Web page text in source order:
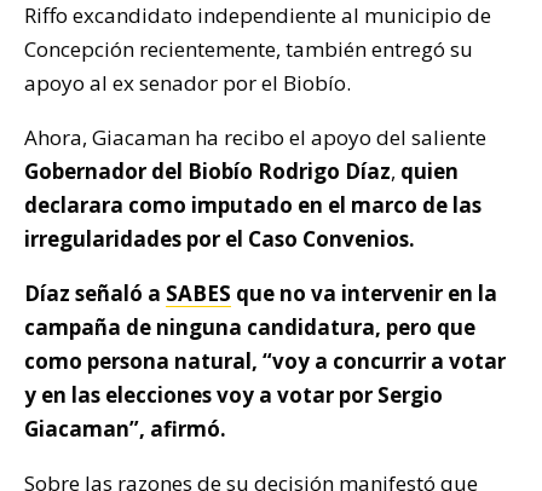
Riffo excandidato independiente al municipio de
Concepción recientemente, también entregó su
apoyo al ex senador por el Biobío.
Ahora, Giacaman ha recibo el apoyo del saliente
Gobernador del Biobío Rodrigo Díaz, quien
declarara como imputado en el marco de las
irregularidades por el Caso Convenios.
Díaz señaló a SABES que no va intervenir en la
campaña de ninguna candidatura, pero que
como persona natural, “voy a concurrir a votar
y en las elecciones voy a votar por Sergio
Giacaman”, afirmó.
Sobre las razones de su decisión manifestó que